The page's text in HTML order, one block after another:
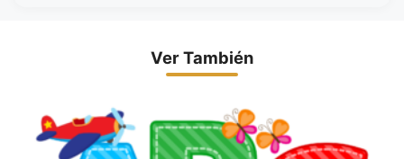
Ver También